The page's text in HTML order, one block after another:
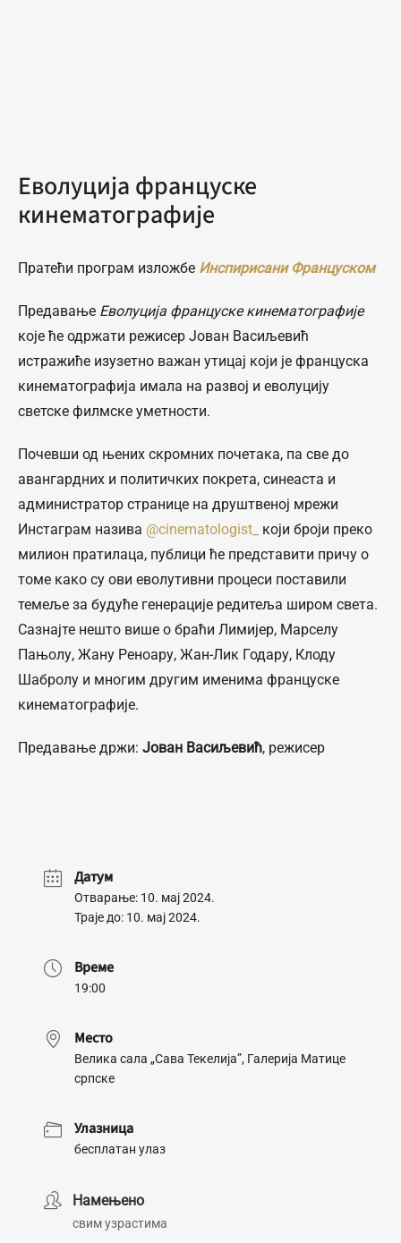
Еволуција француске
кинематографије
Пратећи програм изложбе Инспирисани Француском
Предавање Еволуција француске кинематографије
које ће одржати режисер Јован Васиљевић
истражиће изузетно важан утицај који је француска
кинематографија имала на развој и еволуцију
светске филмске уметности.
Почевши од њених скромних почетака, па све до
авангардних и политичких покрета, синеаста и
администратор странице на друштвеној мрежи
Инстаграм назива @cinematologist_
који броји преко
милион пратилаца, публици ће представити причу о
томе како су ови еволутивни процеси поставили
темеље за будуће генерације редитеља широм света.
Сазнајте нешто више о браћи Лимијер, Марселу
Пањолу, Жану Реноару, Жан-Лик Годару, Клоду
Шабролу и многим другим именима француске
кинематографије.
Предавање држи: Јован Васиљевић, режисер
Датум
Отварање: 10. мај 2024.
Траје до: 10. мај 2024.
Време
19:00
Место
Велика сала „Сава Текелија”, Галерија Матице
српске
Улазница
бесплатан улаз
Намењено
свим узрастима